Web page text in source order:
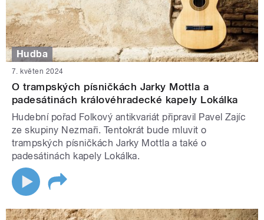
Hudba
7. květen 2024
O trampských písničkách Jarky Mottla a
padesátinách královéhradecké kapely Lokálka
Hudební pořad Folkový antikvariát připravil Pavel Zajíc
ze skupiny Nezmaři. Tentokrát bude mluvit o
trampských písničkách Jarky Mottla a také o
padesátinách kapely Lokálka.